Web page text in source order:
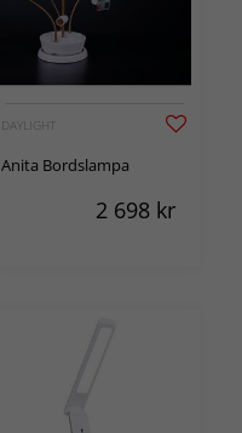
DAYLIGHT
Anita Bordslampa
2 698 kr